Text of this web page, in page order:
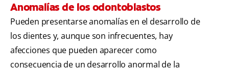
Anomalías de los odontoblastos
Pueden presentarse anomalías en el desarrollo de
los dientes y, aunque son infrecuentes, hay
afecciones que pueden aparecer como
consecuencia de un desarrollo anormal de la